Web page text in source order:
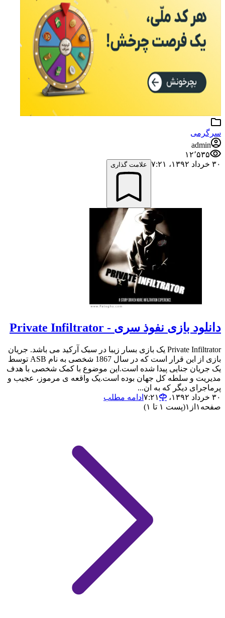
سرگرمی
admin
۱۲٬۵۳۵
۳۰ خرداد ۱۳۹۲،‏ ۷:۲۱
علامت گذاری
دانلود بازی نفوذ سری - Private Infiltrator
Private Infiltrator یک بازی بسار زیبا در سبک آرکید می باشد. جریان
بازی از این قرار است که در سال 1867 شخصی به نام ASB توسط
یک جریان جنایی پیدا شده است.این موضوع با کمک شخصی با هدف
مدیریت و سلطه کل جهان بوده است.یک واقعه ی مرموز، عجیب و
پرماجرای دیگر که به ان...
۳۰ خرداد ۱۳۹۲،‏ ۷:۲۱
ادامه مطلب
صفحه ۱ از ۱(پست ۱ تا ۱)